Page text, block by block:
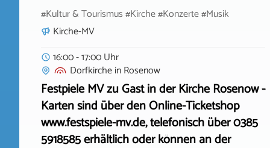
#Kultur & Tourismus #Kirche #Konzerte #Musik
Kirche-MV
16:00 - 17:00 Uhr
DorfkircheinRosenow
Festpiele MV zu Gast in der Kirche Rosenow -
Karten sind über den Online-Ticketshop
www.festspiele-mv.de, telefonisch über 0385
5918585 erhältlich oder können an der